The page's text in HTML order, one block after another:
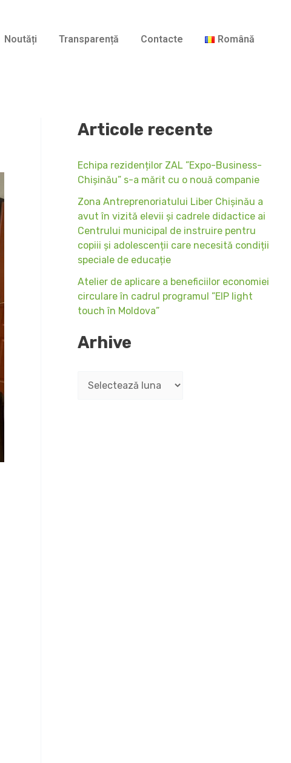
Noutăți Transparență Contacte Română
Articole recente
Echipa rezidenților ZAL ”Expo-Business-
Chișinău” s-a mărit cu o nouă companie
Zona Antreprenoriatului Liber Chișinău a
avut în vizită elevii și cadrele didactice ai
Centrului municipal de instruire pentru
copiii și adolescenții care necesită condiții
speciale de educație
Atelier de aplicare a beneficiilor economiei
circulare în cadrul programul ”EIP light
touch în Moldova”
Arhive